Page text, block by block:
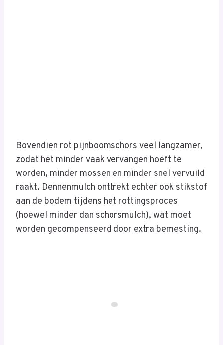
Bovendien rot pijnboomschors veel langzamer,
zodat het minder vaak vervangen hoeft te
worden, minder mossen en minder snel vervuild
raakt. Dennenmulch onttrekt echter ook stikstof
aan de bodem tijdens het rottingsproces
(hoewel minder dan schorsmulch), wat moet
worden gecompenseerd door extra bemesting.